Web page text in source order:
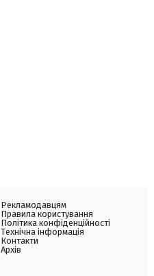
Рекламодавцям
Правила користування
Політика конфіденційності
Технічна інформація
Контакти
Архів